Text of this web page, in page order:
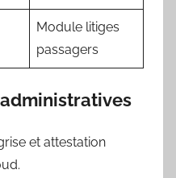
Module litiges
passagers
et attestation